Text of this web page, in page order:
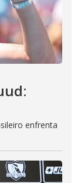
enfrenta